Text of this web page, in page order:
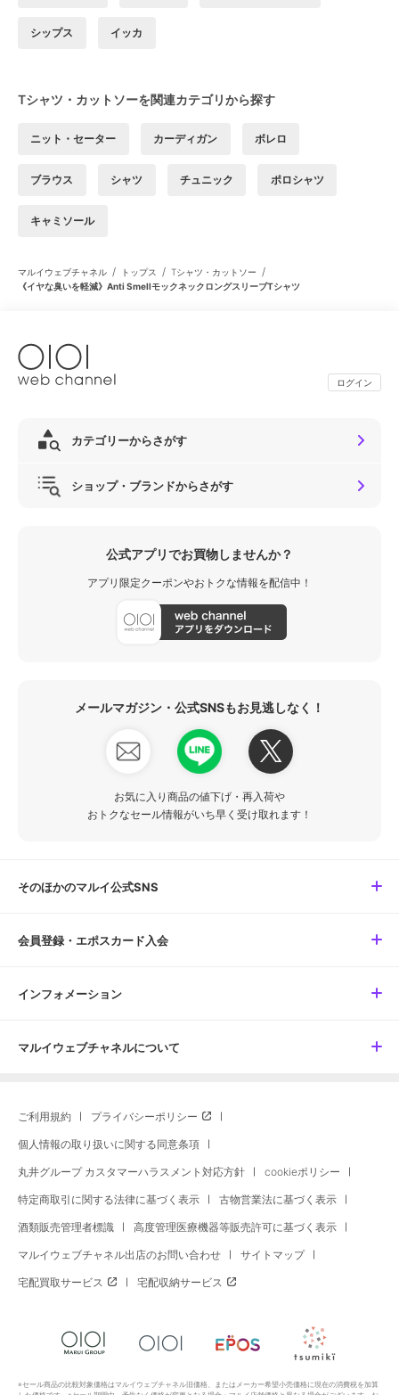
シップス イッカ
Tシャツ・カットソーを関連カテゴリから探す
ニット・セーター カーディガン ボレロ
ブラウス シャツ チュニック ポロシャツ
キャミソール
マルイウェブチャネル / トップス / Tシャツ・カットソー /
《イヤな臭いを軽減》Anti SmellモックネックロングスリーブTシャツ
ログイン
カテゴリーからさがす
ショップ・ブランドからさがす
公式アプリでお買物しませんか？
アプリ限定クーポンやおトクな情報を配信中！
メールマガジン・公式SNSもお見逃しなく！
お気に入り商品の値下げ・再入荷や
おトクなセール情報がいち早く受け取れます！
そのほかのマルイ公式SNS
会員登録・エポスカード入会
インフォメーション
マルイウェブチャネルについて
ご利用規約 プライバシーポリシー
個人情報の取り扱いに関する同意条項
丸井グループ カスタマーハラスメント対応方針 cookieポリシー
特定商取引に関する法律に基づく表示 古物営業法に基づく表示
酒類販売管理者標識 高度管理医療機器等販売許可に基づく表示
マルイウェブチャネル出店のお問い合わせ サイトマップ
宅配買取サービス 宅配収納サービス
※セール商品の比較対象価格はマルイウェブチャネル旧価格、またはメーカー希望小売価格に現在の消費税を加算